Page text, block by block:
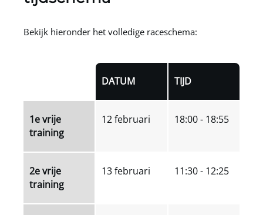
Bekijk hieronder het volledige raceschema:
DATUM TIJD
1e vrije
training
12 februari 18:00 - 18:55
2e vrije
training
13 februari 11:30 - 12:25